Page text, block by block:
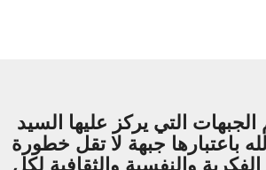
التي يركز عليها السيد
باعتبارها جبهة لا تقل خطورة
والنفسية والثقافية لكل